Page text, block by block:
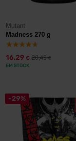
Mutant
Madness 270 g
16,29 € 20,49€
EM STOCK
-29%